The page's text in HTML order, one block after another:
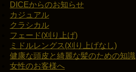
DICEからのお知らせ
カジュアル
クラシカル
フェード(刈り上げ)
ミドルレングス(刈り上げなし)
健康な頭皮と綺麗な髪のための知識
女性のお客様へ